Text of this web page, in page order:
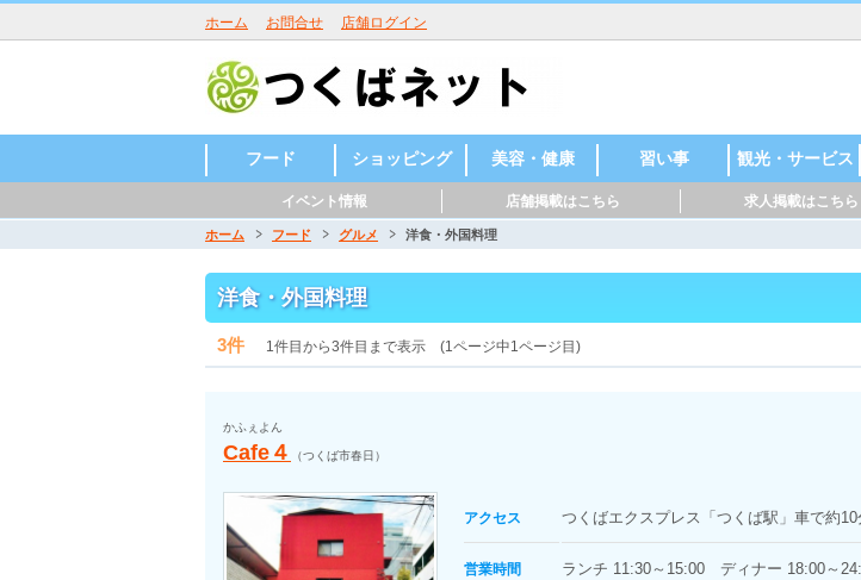
ホーム お問合せ 店舗ログイン
フード
和食
洋食・外国料
理
中華
バー・居酒屋
ラーメン
焼肉・しゃぶ
しゃぶ
カフェ・レス
トラン
ベーカリー
その他
和菓子
洋菓子
その他
ショッピング
食料品店・酒
屋
雑貨・ハンド
メイド
スポーツ用品
自動車・バイ
ク
ホームセンタ
ー
家電・電化製
品
楽器、音楽関
係
ファッション
その他
美容・健康
美容室・理容
室
整体・整骨
リラクゼーシ
ョン＆ヘルス
ネイルサロン
まつ毛サロン
エステサロン
フィットネス
スタジオ
その他
習い事
学習塾
スポーツ 野球
サッカー
水泳
バレーボール
バスケットボ
ール
武道
ダンス
お稽古・教室 音楽
書道
英会話
そろばん
その他
観光・サービス
名所・史跡
レジャー施設
美術館・博物
館
ウェディング
清掃・クリー
ニング
レンタルスペ
ース
その他
イベント情報 店舗掲載はこちら 求人掲載はこちら
ホーム フード グルメ 洋食・外国料理
洋食・外国料理
3件 1件目から3件目まで表示 (1ページ中1ページ目)
かふぇよん
Cafe４ （つくば市春日）
アクセス つくばエクスプレス「つくば駅」車で約10
営業時間 ランチ 11:30～15:00 ディナー 18:00～